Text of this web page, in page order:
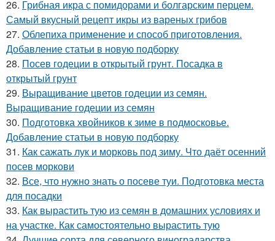
26. Грибная икра с помидорами и болгарским перцем.
Самый вкусный рецепт икры из вареных грибов
27. Облепиха применение и способ приготовления.
Добавление статьи в новую подборку
28. Посев годеции в открытый грунт. Посадка в
открытый грунт
29. Выращивание цветов годеции из семян.
Выращивание годеции из семян
30. Подготовка хвойников к зиме в подмосковье.
Добавление статьи в новую подборку
31. Как сажать лук и морковь под зиму. Что даёт осенний
посев моркови
32. Все, что нужно знать о посеве туи. Подготовка места
для посадки
33. Как вырастить тую из семян в домашних условиях и
на участке. Как самостоятельно вырастить тую